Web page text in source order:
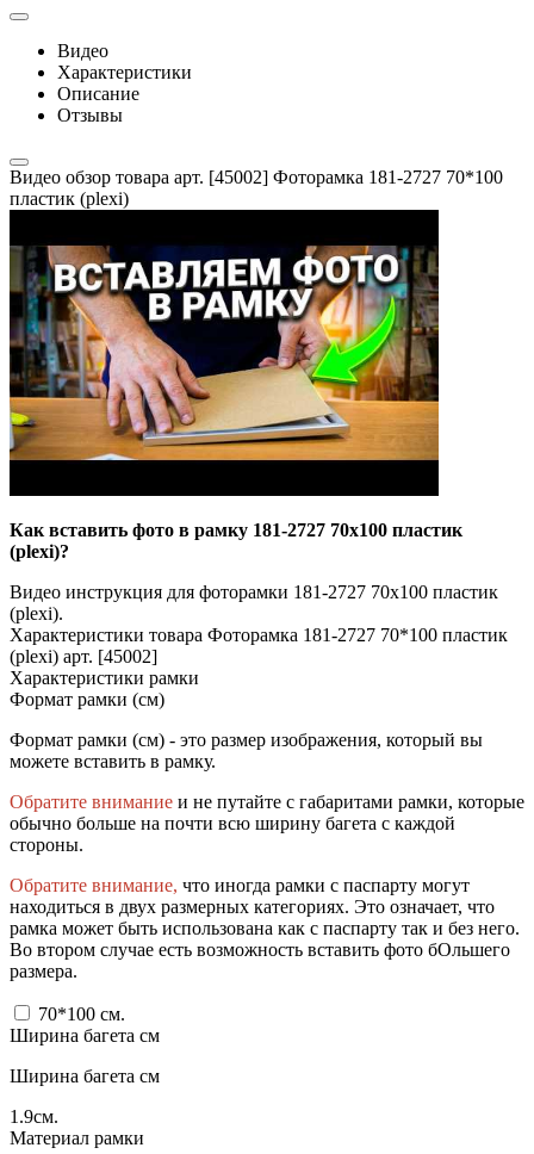
Видео
Характеристики
Описание
Отзывы
Видео обзор товара арт. [45002] Фоторамка 181-2727 70*100
пластик (plexi)
Как вставить фото в рамку 181-2727 70x100 пластик
(plexi)?
Видео инструкция для фоторамки 181-2727 70x100 пластик
(plexi).
Характеристики товара Фоторамка 181-2727 70*100 пластик
(plexi) арт. [45002]
Характеристики рамки
Формат рамки (см)
Формат рамки (см) - это размер изображения, который вы
можете вставить в рамку.
Обратите внимание и не путайте с габаритами рамки, которые
обычно больше на почти всю ширину багета с каждой
стороны.
Обратите внимание, что иногда рамки с паспарту могут
находиться в двух размерных категориях. Это означает, что
рамка может быть использована как с паспарту так и без него.
Во втором случае есть возможность вставить фото бОльшего
размера.
70*100 см.
Ширина багета см
Ширина багета см
1.9см.
Материал рамки